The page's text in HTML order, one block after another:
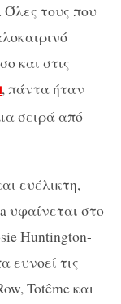
Όλες τους που
και στις
, πάντα ήταν
σειρά από
ευέλικτη,
υφαίνεται στο
Huntington-
ευνοεί τις
Totême και